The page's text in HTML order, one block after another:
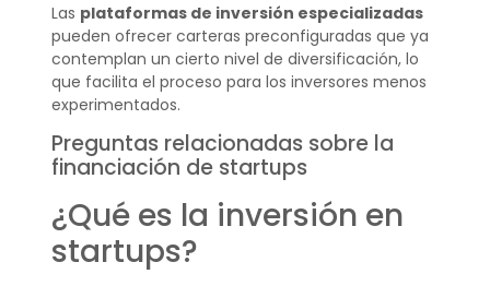
Las plataformas de inversión especializadas
pueden ofrecer carteras preconfiguradas que ya
contemplan un cierto nivel de diversificación, lo
que facilita el proceso para los inversores menos
experimentados.
Preguntas relacionadas sobre la
financiación de startups
¿Qué es la inversión en
startups?